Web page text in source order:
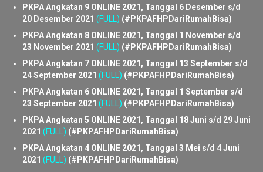
Juni 2022(FULL)(#PKPAFHPDariRumahBisa)
PKPA Angkatan 10 ONLINE 2022, Tanggal 23 Februari s/d
18 Maret 2022(FULL) (#PKPAFHPDariRumahBisa)
PKPA Angkatan 9 ONLINE 2021, Tanggal 6 Desember s/d
20 Desember 2021(FULL) (#PKPAFHPDariRumahBisa)
PKPA Angkatan 8 ONLINE 2021, Tanggal 1 November s/d
23 November 2021(FULL) (#PKPAFHPDariRumahBisa)
PKPA Angkatan 7 ONLINE 2021, Tanggal 13 September s/d
24 September 2021(FULL)(#PKPAFHPDariRumahBisa)
PKPA Angkatan 6 ONLINE 2021, Tanggal 1 September s/d
23 September 2021(FULL)(#PKPAFHPDariRumahBisa)
PKPA Angkatan 5 ONLINE 2021, Tanggal 18 Juni s/d 29 Juni